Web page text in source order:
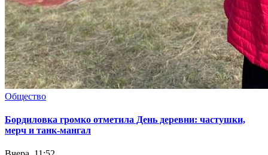
Общество
Бордиловка громко отметила День деревни: частушки,
мерч и танк-мангал